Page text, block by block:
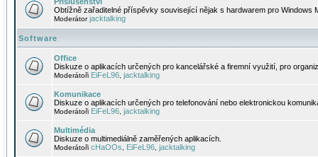
Obtížně zařaditelné příspěvky související nějak s hardwarem pro Windows
Moderátorjacktalking
Software
Office
Diskuze o aplikacích určených pro kancelářské a firemní využití, pro
Moderátoři EiFeL96 jacktalking
Komunikace
Diskuze o aplikacích určených pro telefonování nebo elektronickou
Moderátoři EiFeL96 jacktalking
Multimédia
Diskuze o multimediálně zaměřených aplikacích.
Moderátoři cHaOOs EiFeL96 jacktalking